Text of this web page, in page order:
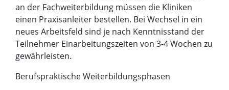
an der Fachweiterbildung müssen die Kliniken
einen Praxisanleiter bestellen. Bei Wechsel in ein
neues Arbeitsfeld sind je nach Kenntnisstand der
Teilnehmer Einarbeitungszeiten von 3-4 Wochen zu
gewährleisten.
Berufspraktische Weiterbildungsphasen